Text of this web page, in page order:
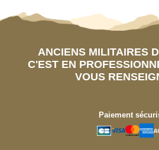
ANCIENS MILITAIRES
C'EST EN
VOUS
Paiement